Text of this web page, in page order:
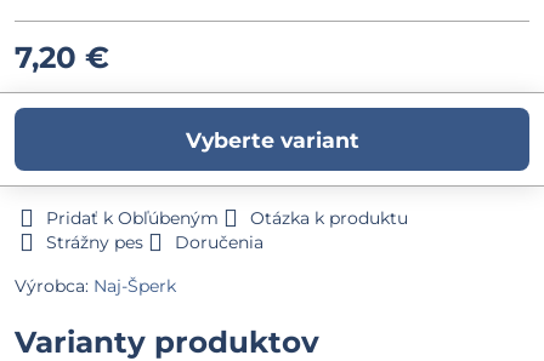
7,20 €
Vyberte variant
Pridať k Obľúbeným
Otázka k produktu
Strážny pes
Doručenia
Výrobca: Naj-Šperk
Varianty produktov